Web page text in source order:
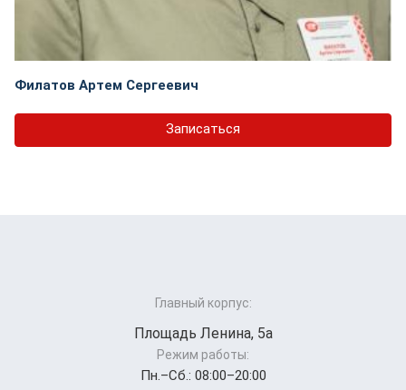
Филатов Артем Сергеевич
Записаться
Главный корпус:
Площадь Ленина, 5а
Режим работы:
Пн.–Cб.: 08:00–20:00